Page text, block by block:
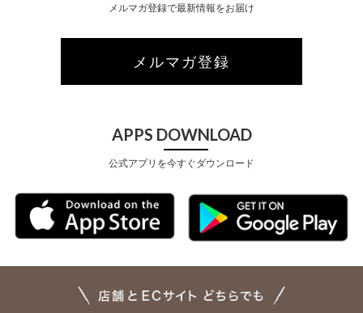
メルマガ登録で最新情報をお届け
メルマガ登録
APPS DOWNLOAD
公式アプリを今すぐダウンロード